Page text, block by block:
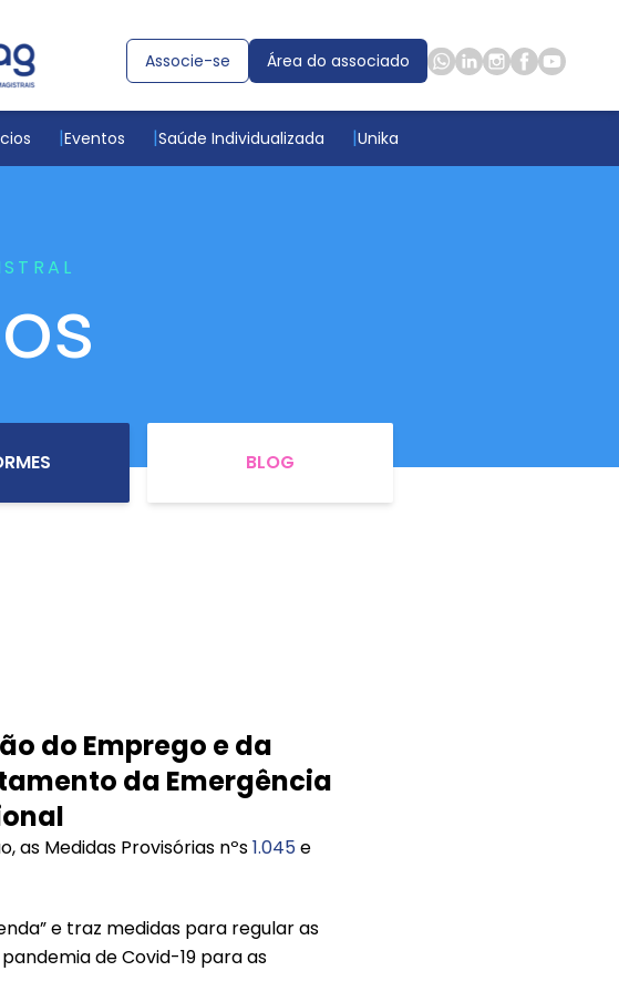
Associe-se Área do associado
Eventos Saúde Individualizada Unika
BLOG
do Emprego e da
da Emergência
as Medidas Provisórias nºs1.045e
e traz medidas para regular as
de Covid-19 para as